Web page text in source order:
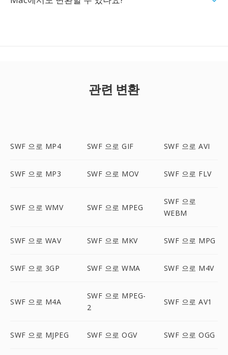
관련 변환
SWF 으로 MP4 SWF 으로 GIF SWF 으로 AVI
SWF 으로 MP3 SWF 으로 MOV SWF 으로 FLV
SWF 으로 WMV SWF 으로 MPEG
SWF 으로
WEBM
SWF 으로 WAV SWF 으로 MKV SWF 으로 MPG
SWF 으로 3GP SWF 으로 WMA SWF 으로 M4V
SWF 으로 M4A
SWF 으로 MPEG-
2
SWF 으로 AV1
SWF 으로 MJPEG SWF 으로 OGV SWF 으로 OGG